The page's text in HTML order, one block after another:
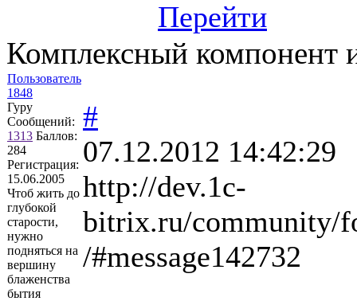
Перейти
Комплексный компонент
Пользователь
1848
Гуру
Сообщений:
1313 Баллов:
284
Регистрация:
15.06.2005
Чтоб жить до
глубокой
старости,
нужно
подняться на
вершину
блаженства
бытия
#
07.12.2012 14:42:29
http://dev.1c-
bitrix.ru/community/
­/#message142732